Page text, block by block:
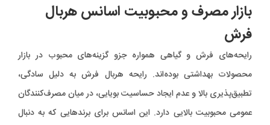
بازار مصرف و محبوبیت اسانس هربال
فرش
رایحه‌های فرش و گیاهی همواره جزو گزینه‌های محبوب در بازار
محصولات بهداشتی بوده‌اند. رایحه هربال فرش به دلیل سادگی،
تطبیق‌پذیری بالا و عدم ایجاد حساسیت بویایی، در میان مصرف‌کنندگان
عمومی محبوبیت بالایی دارد. این اسانس برای برندهایی که به دنبال